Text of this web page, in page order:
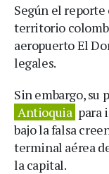
Según el
territorio
aeropuerto El
legales.
Sin embargo, su
Antioquia para
bajo la falsa
terminal aérea
la capital.